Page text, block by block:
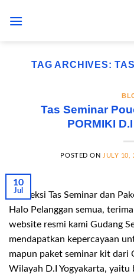
TAG ARCHIVES:
Tas Seminar
PORMIKI
POSTED ON JULY 10,
10
Jul
Konveksi Tas Seminar dan
Halo Pelanggan semua,
website resmi kami Gudang
mendapatkan kepercayaan
mapun paket seminar kit dari
Wilayah D.I Yogyakarta,